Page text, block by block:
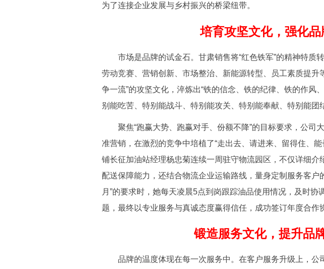
为了连接企业发展与乡村振兴的桥梁纽带。
培育攻坚文化，强化
市场是品牌的试金石。甘肃销售将“红色铁军”的精神特质
劳动竞赛、营销创新、市场整治、新能源转型、员工素质提升
争一流”的攻坚文化，淬炼出“铁的信念、铁的纪律、铁的作风
别能吃苦、特别能战斗、特别能攻关、特别能奉献、特别能团结
聚焦“跑赢大势、跑赢对手、份额不降”的目标要求，公司
准营销，在激烈的竞争中培植了“走出去、请进来、留得住、
铺长征加油站经理杨忠菊连续一周驻守物流园区，不仅详细介
配送保障能力，还结合物流企业运输路线，量身定制服务客户
月”的要求时，她每天凌晨5点到岗跟踪油品使用情况，及时协
题，最终以专业服务与真诚态度赢得信任，成功签订年度合作
锻造服务文化，提升品
品牌的温度体现在每一次服务中。在客户服务升级上，公